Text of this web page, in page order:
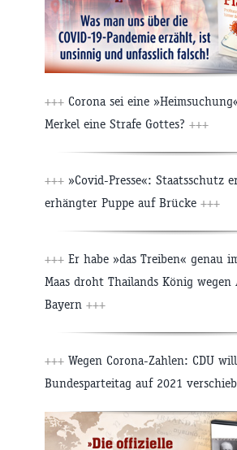
+++ Corona sei eine
Merkel eine Strafe Gottes? +++
+++ »Covid-Presse«: Staatsschutz
erhängter Puppe auf Brücke +++
+++ Er habe »das Treiben« genau
Maas droht Thailands König
Bayern +++
+++ Wegen Corona-Zahlen: CDU will
Bundesparteitag auf 2021